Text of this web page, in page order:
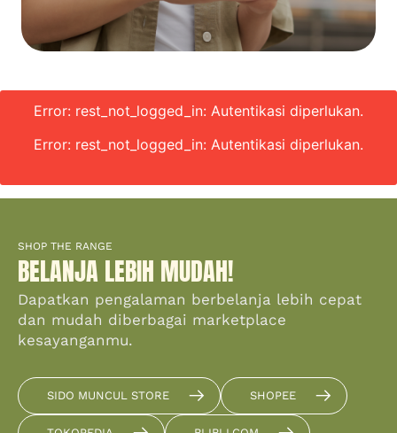
Error: rest_not_logged_in: Autentikasi diperlukan.
Error: rest_not_logged_in: Autentikasi diperlukan.
SHOP THE RANGE
BELANJA LEBIH MUDAH!
Dapatkan pengalaman berbelanja lebih cepat
dan mudah diberbagai marketplace
kesayanganmu.
SIDO MUNCUL STORE SHOPEE